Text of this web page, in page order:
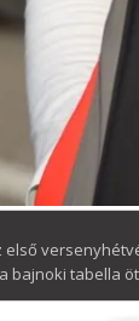
első
bajnoki tabella